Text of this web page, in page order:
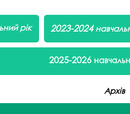
рік 2023-2024
2025-2026
Архів